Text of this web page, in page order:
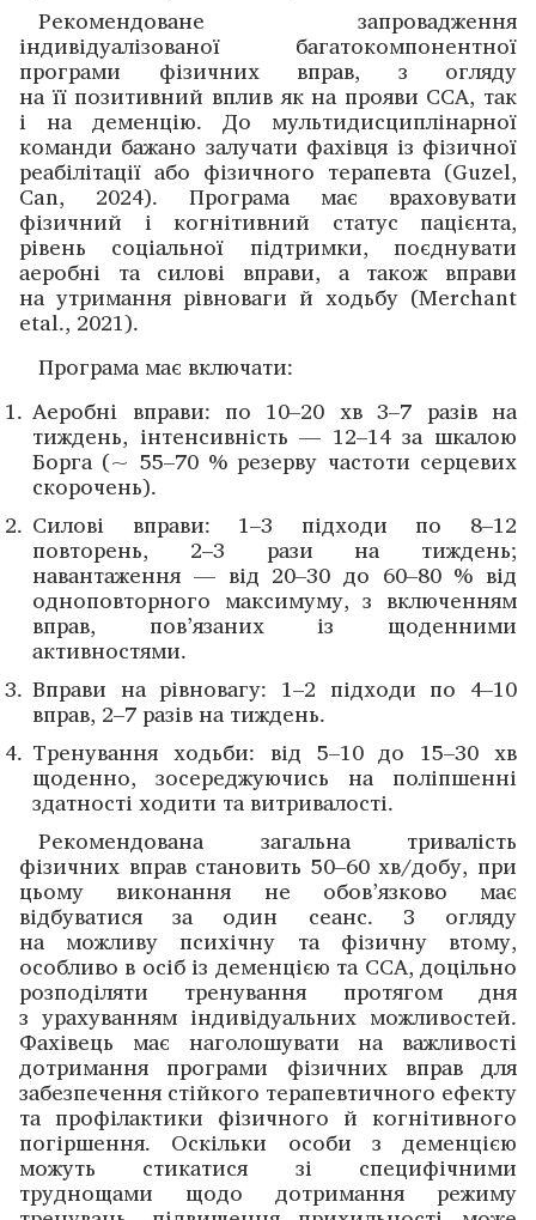
Рекомендоване запрова­дження
індивідуалізованої багатокомпонентної
програми фізичних вправ, з огляду
на її позитивний вплив як на прояви ССА, так
і на деменцію. До мультидисциплінарної
команди бажано залучати фахівця із фізичної
реабілітації або фізичного терапевта (Guzel,
Can, 2024). Програма має враховувати
фізичний і когнітивний статус пацієнта,
рівень соціальної підтримки, поєднувати
аеробні та силові вправи, а також вправи
на утримання рівноваги й ходьбу (Merchant
etal., 2021).
Програма має включати:
Аеробні вправи: по 10–20 хв 3–7 разів на
тиждень, інтенсивність — 12–14 за шкалою
Борга (~ 55–70 % резерву частоти серцевих
скорочень).
Силові вправи: 1–3 підходи по 8–12
повторень, 2–3 рази на тиждень;
навантаження — від 20–30 до 60–80 % від
одноповторного максимуму, з включенням
вправ, пов’язаних із щоденними
активностями.
Вправи на рівновагу: 1–2 підходи по 4–10
вправ, 2–7 разів на тиждень.
Тренування ходьби: від 5–10 до 15–30 хв
щоденно, зосере­джуючись на поліпшенні
здатності ходити та витривалості.
Рекомендована загальна тривалість
фізичних вправ становить 50–60 хв/добу, при
цьому виконання не обов’язково має
відбуватися за один сеанс. З огляду
на можливу психічну та фізичну втому,
особливо в осіб із деменцією та ССА, доцільно
розподіляти тренування протягом дня
з урахуванням індивідуальних можливостей.
Фахівець має наголошувати на важливості
дотримання програми фізичних вправ для
забезпечення стійкого терапевтичного ефекту
та профілактики фізичного й когнітивного
погіршення. Оскільки особи з деменцією
можуть стикатися зі специфічними
труднощами щодо дотримання режиму